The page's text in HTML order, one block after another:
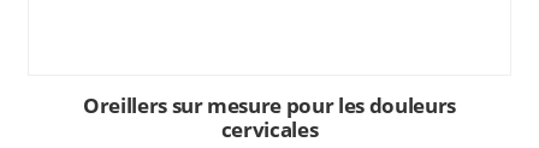
Oreillers sur mesure pour les douleurs
cervicales